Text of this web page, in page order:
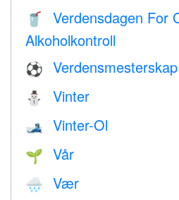
🥤
Verdensdagen For
Alkoholkontroll
⚽ Verdensmesterskap
⛄ Vinter
🎿 Vinter-Ol
🌱 Vår
🌧 Vær